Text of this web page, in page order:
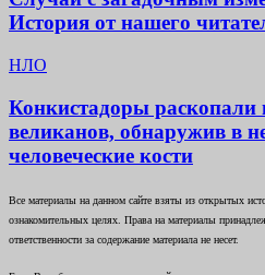
История от нашего
НЛО
Конкистадоры раскопали
великанов, обнаружив в
человеческие кости
Все материалы на данном сайте взяты из открытых
ознакомительных целях. Права на материалы
ответственности за содержание материала не несет.